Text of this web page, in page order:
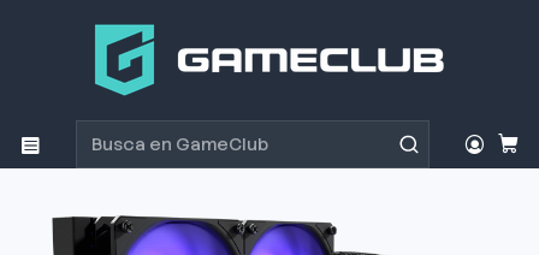
Productos
Refrigeración CoolerMaster ML240L V2 RGB